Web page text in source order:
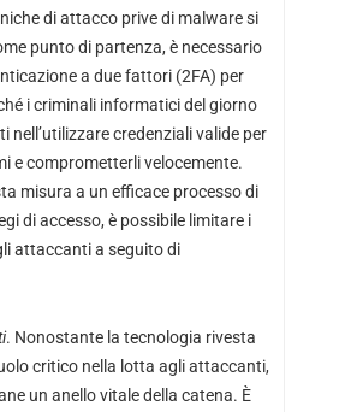
di attacco prive di malware si
punto di partenza, è necessario
a due fattori (2FA) per
i criminali informatici del giorno
nell’utilizzare credenziali valide per
e comprometterli velocemente.
misura a un efficace processo di
di accesso, è possibile limitare i
attaccanti a seguito di
. Nonostante la tecnologia rivesta
critico nella lotta agli attaccanti,
un anello vitale della catena. È